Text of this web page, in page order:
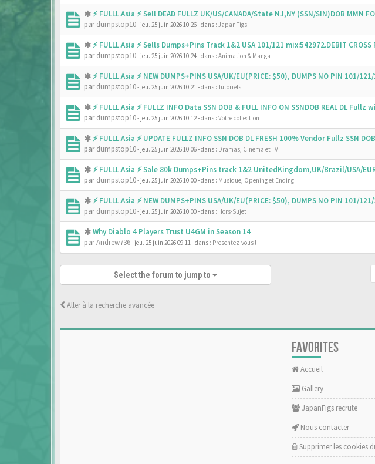
⚡ FULLL.Asia ⚡ Sell DEAD FULLZ UK/US/CANADA/State NJ,NY (SSN/SIN)DOB MMN
pardumpstop10- jeu. 25 juin 2026 10:26- dans : JapanFigs
⚡ FULLL.Asia ⚡ Sells Dumps+Pins Track 1&2 USA 101/121 mix:542972.DEBIT CROSS
pardumpstop10- jeu. 25 juin 2026 10:24- dans : Animation & Manga
⚡ FULLL.Asia ⚡ NEW DUMPS+PINS USA/UK/EU(PRICE: $50), DUMPS NO PIN 101/
pardumpstop10- jeu. 25 juin 2026 10:21- dans : Tutoriels
⚡ FULLL.Asia ⚡ FULLZ INFO Data SSN DOB & FULL INFO ON SSNDOB REAL DL
pardumpstop10- jeu. 25 juin 2026 10:12- dans : Votre collection
⚡ FULLL.Asia ⚡ UPDATE FULLZ INFO SSN DOB DL FRESH 100% Vendor Fullz SSN
pardumpstop10- jeu. 25 juin 2026 10:06- dans : Dramas, Cinema et TV
⚡ FULLL.Asia ⚡ Sale 80k Dumps+Pins track 1&2 UnitedKingdom,UK/Brazil/USA/
pardumpstop10- jeu. 25 juin 2026 10:00- dans : Musique, Opening et Ending
⚡ FULLL.Asia ⚡ NEW DUMPS+PINS USA/UK/EU(PRICE: $50), DUMPS NO PIN 101/
pardumpstop10- jeu. 25 juin 2026 10:00- dans : Hors-Sujet
Why Diablo 4 Players Trust U4GM in Season 14
parAndrew736- jeu. 25 juin 2026 09:11- dans : Presentez-vous !
Select the forum to jump to
Aller à la recherche avancée
FAVORITES
Accueil
Gallery
JapanFigs recrute
Nous contacter
Supprimer les cookies